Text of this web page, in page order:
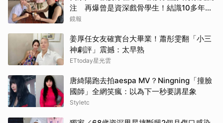
注 再爆曾是資深戲骨學生！結識10多年私
下為人曝光
鏡報
姜厚任女友確實台大畢業！蕭彤雯翻「小三
神劇評」震撼：太早熟
ETtoday星光雲
唐綺陽跑去拍aespa MV？Ningning「撞臉
國師」全網笑瘋：以為下一秒要講星象
Styletc